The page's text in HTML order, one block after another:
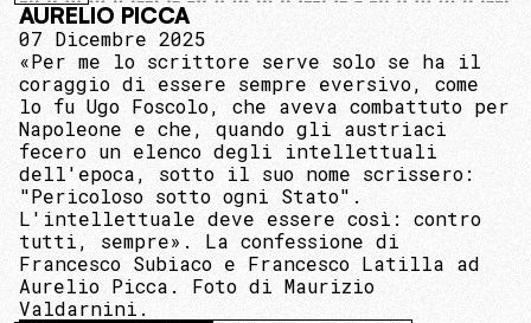
AURELIO PICCA
07 Dicembre 2025
«Per me lo scrittore serve solo se ha il
coraggio di essere sempre eversivo, come
lo fu Ugo Foscolo, che aveva combattuto per
Napoleone e che, quando gli austriaci
fecero un elenco degli intellettuali
dell'epoca, sotto il suo nome scrissero:
"Pericoloso sotto ogni Stato".
L'intellettuale deve essere così: contro
tutti, sempre». La confessione di
Francesco Subiaco e Francesco Latilla ad
Aurelio Picca. Foto di Maurizio
Valdarnini.